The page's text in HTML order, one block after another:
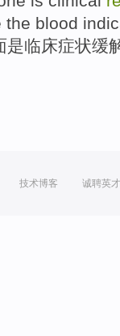
the blood
是临床症状缓
技术博客 诚聘英才